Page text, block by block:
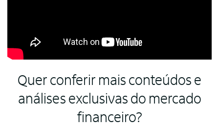
Quer conferir mais conteúdos e
análises exclusivas do mercado
financeiro?